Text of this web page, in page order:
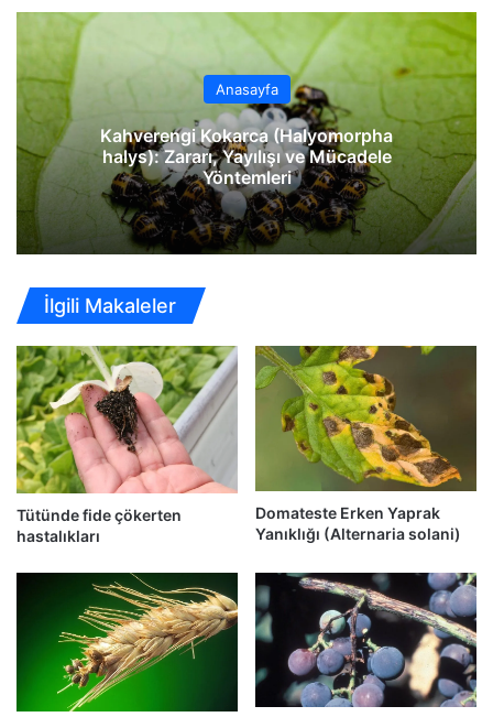
sit
esi
ra
m
Anasayfa
Kahverengi Kokarca (Halyomorpha
halys): Zararı, Yayılışı ve Mücadele
Yöntemleri
İlgili Makaleler
Tütünde fide çökerten
hastalıkları
Domateste Erken Yaprak
Yanıklığı (Alternaria solani)